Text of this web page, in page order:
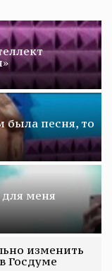
была песня, то
для меня
изменить
Госдуме